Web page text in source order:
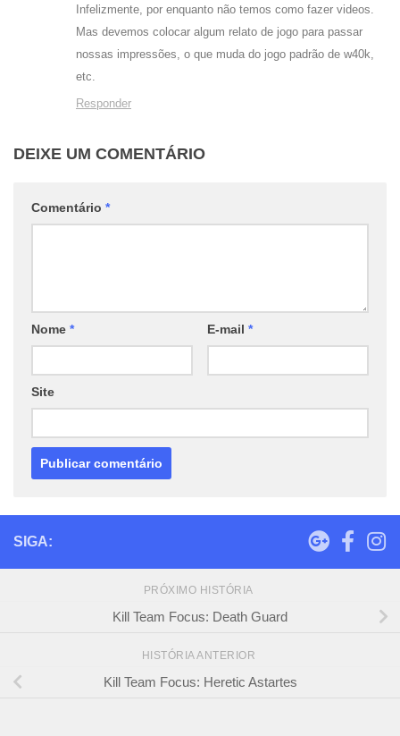
Infelizmente, por enquanto não temos como fazer videos.
Mas devemos colocar algum relato de jogo para passar
nossas impressões, o que muda do jogo padrão de w40k,
etc.
Responder
DEIXE UM COMENTÁRIO
Comentário *
Nome * E-mail *
Site
SIGA:
PRÓXIMO HISTÓRIA
Kill Team Focus: Death Guard
HISTÓRIA ANTERIOR
Kill Team Focus: Heretic Astartes